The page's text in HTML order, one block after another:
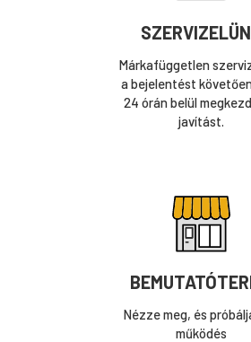
Márkafüggetlen
a bejelentést
24 órán belül
javítást.
Nézze meg, és
működés